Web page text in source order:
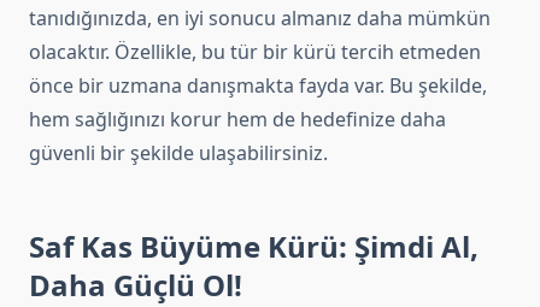
tanıdığınızda, en iyi sonucu almanız daha mümkün
olacaktır. Özellikle, bu tür bir kürü tercih etmeden
önce bir uzmana danışmakta fayda var. Bu şekilde,
hem sağlığınızı korur hem de hedefinize daha
güvenli bir şekilde ulaşabilirsiniz.
Saf Kas Büyüme Kürü: Şimdi Al,
Daha Güçlü Ol!